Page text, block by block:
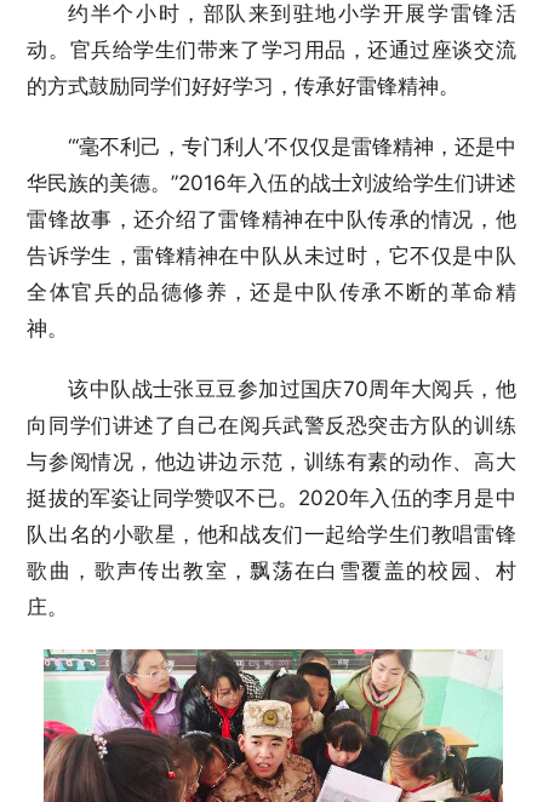
约半个小时，部队来到驻地小学开展学雷锋活
动。官兵给学生们带来了学习用品，还通过座谈交流
的方式鼓励同学们好好学习，传承好雷锋精神。
“‘毫不利己，专门利人’不仅仅是雷锋精神，还是中
华民族的美德。”2016年入伍的战士刘波给学生们讲述
雷锋故事，还介绍了雷锋精神在中队传承的情况，他
告诉学生，雷锋精神在中队从未过时，它不仅是中队
全体官兵的品德修养，还是中队传承不断的革命精
神。
该中队战士张豆豆参加过国庆70周年大阅兵，他
向同学们讲述了自己在阅兵武警反恐突击方队的训练
与参阅情况，他边讲边示范，训练有素的动作、高大
挺拔的军姿让同学赞叹不已。2020年入伍的李月是中
队出名的小歌星，他和战友们一起给学生们教唱雷锋
歌曲，歌声传出教室，飘荡在白雪覆盖的校园、村
庄。